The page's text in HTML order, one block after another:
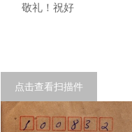
敬礼！祝好